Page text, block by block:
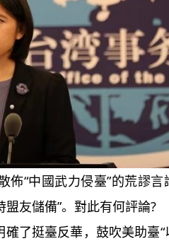
“中國武力侵臺”的荒謬言
友儲備”。對此有何評論?
了挺臺反華，鼓吹美助臺“